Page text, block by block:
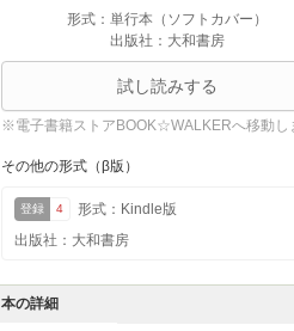
形式：単行本（ソフトカバー）
出版社：大和書房
試し読みする
※電子書籍ストアBOOK☆WALKERへ移動し
その他の形式（β版）
登録 4
形式：Kindle版
出版社：大和書房
本の詳細